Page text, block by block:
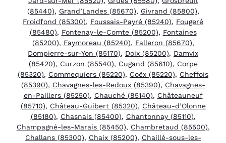
(85440), Grand’Landes (85670), Givrand (85800),
Froidfond (85300), Foussais-Payré (85240), Fougeré
(85480), Fontenay-le-Comte (85200), Fontaines
(85200), Faymoreau (85240), Falleron (85670),
Dompierre-sur-Yon (85170), Doix (85200), Damvix
(85420), Curzon (85540), Cugand (85610), Corpe
(85320), Commequiers (85220), Coëx (85220), Cheffois
(85390), Chavagnes-les-Redoux (85390), Chavagnes-
en-Paillers (85250), Chauché (85140), Châteauneuf
(85710), Château-Guibert (85320), Château-d’Olonne
(85180), Chasnais (85400), Chantonnay (85110),
Champagné-les-Marais (85450), Chambretaud (85500),
Challans (85300), Chaix (85200), Chaillé-sous-les-